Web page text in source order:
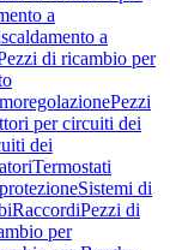
a
a
di ricambio per
Pezzi
per circuiti dei
dei
Termostati
Sistemi di
RaccordiPezzi di
per